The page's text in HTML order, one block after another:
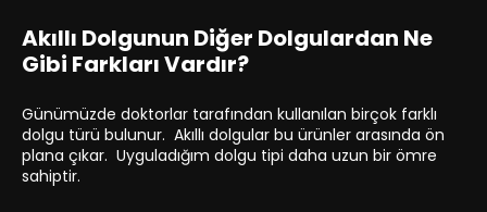
Akıllı Dolgunun Diğer Dolgulardan Ne
Gibi Farkları Vardır?
Günümüzde doktorlar tarafından kullanılan birçok farklı
dolgu türü bulunur. Akıllı dolgular bu ürünler arasında ön
plana çıkar. Uyguladığım dolgu tipi daha uzun bir ömre
sahiptir.